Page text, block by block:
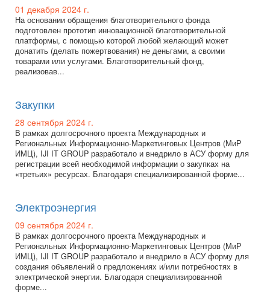
01 декабря 2024 г.
На основании обращения благотворительного фонда
подготовлен прототип инновационной благотворительной
платформы, с помощью которой любой желающий может
донатить (делать пожертвования) не деньгами, а своими
товарами или услугами. Благотворительный фонд,
реализовав...
Закупки
28 сентября 2024 г.
В рамках долгосрочного проекта Международных и
Региональных Информационно-Маркетинговых Центров (МиР
ИМЦ), IJI IT GROUP разработало и внедрило в АСУ форму для
регистрации всей необходимой информации о закупках на
«третьих» ресурсах. Благодаря специализированной форме...
Электроэнергия
09 сентября 2024 г.
В рамках долгосрочного проекта Международных и
Региональных Информационно-Маркетинговых Центров (МиР
ИМЦ), IJI IT GROUP разработало и внедрило в АСУ форму для
создания объявлений о предложениях и/или потребностях в
электрической энергии. Благодаря специализированной
форме...